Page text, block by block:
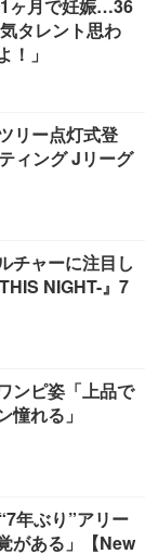
ヶ月で妊娠…36
タレント思わ
」
リー点灯式登
ィング Jリーグ
チャーに注目し
NIGHT-』7
ンピ姿「上品で
憧れる」
年ぶり”アリー
がある」【New